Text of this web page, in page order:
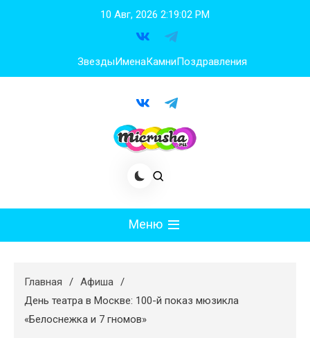
10 Авг, 2026 2:19:03 PM
ЗвездыИменаКамниПоздравления
Меню
Худеем
Психология
Главная
Афиша
День театра в Москве: 100-й показ мюзикла
«Белоснежка и 7 гномов»